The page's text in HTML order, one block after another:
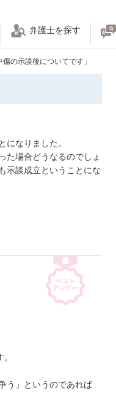
弁護士を探す
の示談後についてです」
なりました。
た場合どうなるのでしょ
示談成立ということにな
う」というのであれば